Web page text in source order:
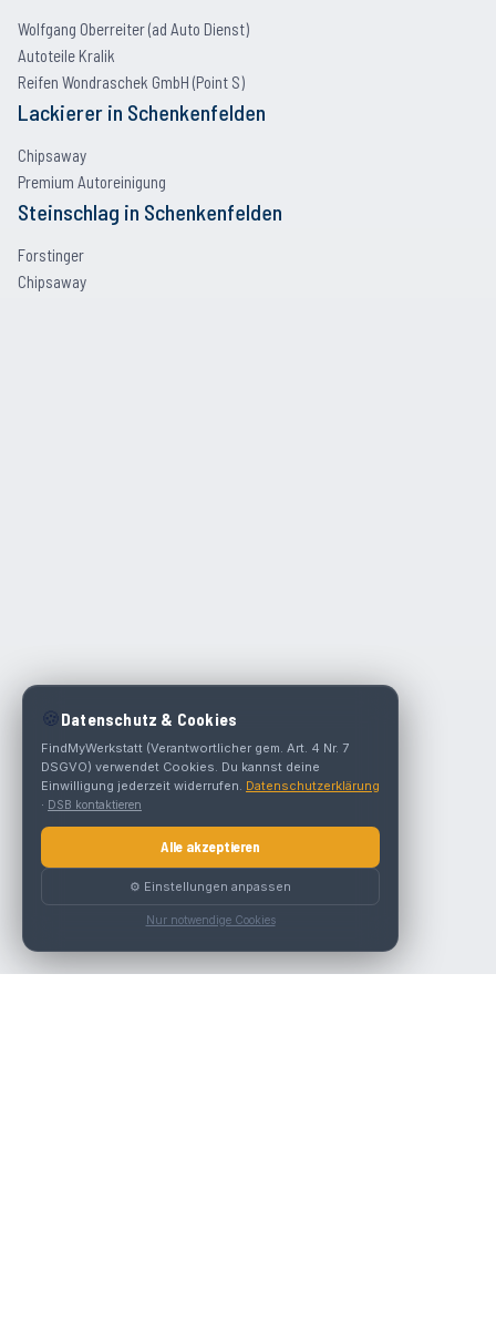
Wolfgang Oberreiter (ad Auto Dienst)
Autoteile Kralik
Reifen Wondraschek GmbH (Point S)
Lackierer in Schenkenfelden
Chipsaway
Premium Autoreinigung
Steinschlag in Schenkenfelden
Forstinger
Chipsaway
🍪 Datenschutz & Cookies
FindMyWerkstatt (Verantwortlicher gem. Art. 4 Nr. 7
DSGVO) verwendet Cookies. Du kannst deine
Einwilligung jederzeit widerrufen. Datenschutzerklärung
· DSB kontaktieren
Alle akzeptieren
⚙️ Einstellungen anpassen
Nur notwendige Cookies